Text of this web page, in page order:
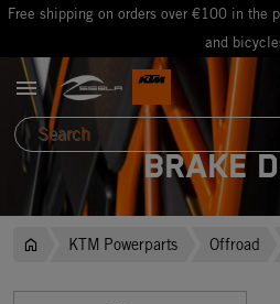
Free shipping on orders over €100 in the
and

Brake
KTM Powerparts Offroad